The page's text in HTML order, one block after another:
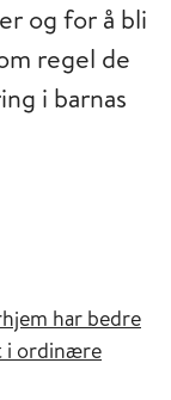
og for å bli
regel de
i barnas
har bedre
i ordinære